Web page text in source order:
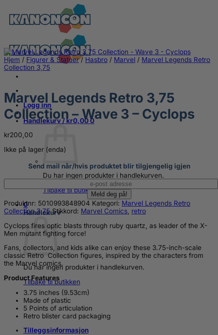
content
Logg inn
Handlekurv /kr0,000
Du har ingen produkter i handlekurven.
Tilbake til butikken
0
Handlekurv
Du har ingen produkter i handlekurven.
Tilbake til butikken
Hjem / Figurer & Statuer / Hasbro / Marvel / Marvel Legends Retro
Collection 3,75
Marvel Legends Retro 3,75
Collection – Wave 3 – Cyclops
kr200,00
Ikke på lager (enda)
Send mail når/hvis produktet blir tilgjengelig igjen
Produktnr: 5010993848904 Kategori: Marvel Legends Retro
Collection 3,75 Stikkord: Marvel Comics retro
Cyclops fires optic blasts through ruby quartz, as leader of the X-
Men mutant fighting force!
Fans, collectors, and kids alike can enjoy these 3.75-inch-scale
classic Retro Collection figures, inspired by the characters from
the Marvel comics.
Product Features
3.75 inches (9.53cm)
Made of plastic
5 Points of articulation
Retro blister card packaging
Tilleggsinformasjon